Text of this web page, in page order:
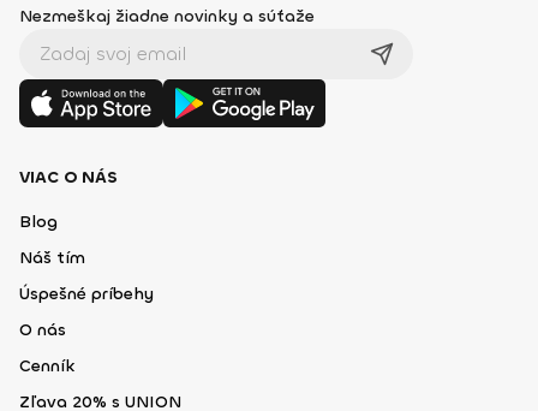
Nezmeškaj žiadne novinky a súťaže
VIAC O NÁS
Blog
Náš tím
Úspešné príbehy
O nás
Cenník
Zľava 20% s UNION